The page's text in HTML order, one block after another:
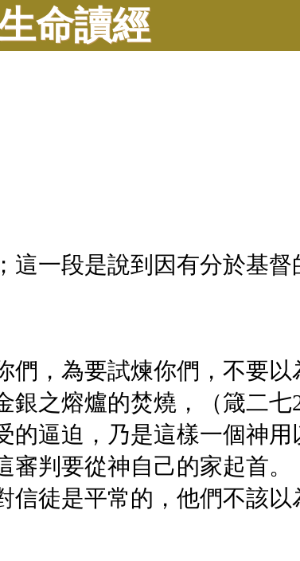
命讀經
一段是說到因有分於基督
，為要試煉你們，不要以
之熔爐的焚燒，（箴二七
逼迫，乃是這樣一個神
判要從神自己的家起首。
徒是平常的，他們不該